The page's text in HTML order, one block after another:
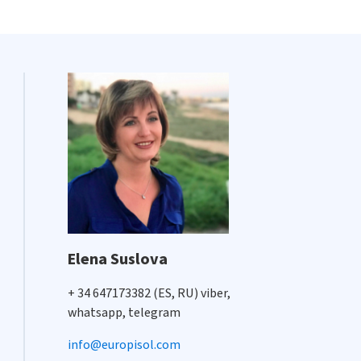
Elena Suslova
+ 34 647173382 (ES, RU) viber,
whatsapp, telegram
info@europisol.com